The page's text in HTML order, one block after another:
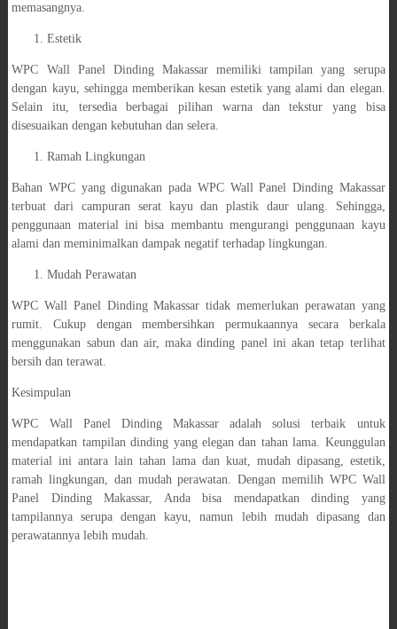
memasangnya.
Estetik
WPC Wall Panel Dinding Makassar memiliki tampilan yang serupa
dengan kayu, sehingga memberikan kesan estetik yang alami dan elegan.
Selain itu, tersedia berbagai pilihan warna dan tekstur yang bisa
disesuaikan dengan kebutuhan dan selera.
Ramah Lingkungan
Bahan WPC yang digunakan pada WPC Wall Panel Dinding Makassar
terbuat dari campuran serat kayu dan plastik daur ulang. Sehingga,
penggunaan material ini bisa membantu mengurangi penggunaan kayu
alami dan meminimalkan dampak negatif terhadap lingkungan.
Mudah Perawatan
WPC Wall Panel Dinding Makassar tidak memerlukan perawatan yang
rumit. Cukup dengan membersihkan permukaannya secara berkala
menggunakan sabun dan air, maka dinding panel ini akan tetap terlihat
bersih dan terawat.
Kesimpulan
WPC Wall Panel Dinding Makassar adalah solusi terbaik untuk
mendapatkan tampilan dinding yang elegan dan tahan lama. Keunggulan
material ini antara lain tahan lama dan kuat, mudah dipasang, estetik,
ramah lingkungan, dan mudah perawatan. Dengan memilih WPC Wall
Panel Dinding Makassar, Anda bisa mendapatkan dinding yang
tampilannya serupa dengan kayu, namun lebih mudah dipasang dan
perawatannya lebih mudah.